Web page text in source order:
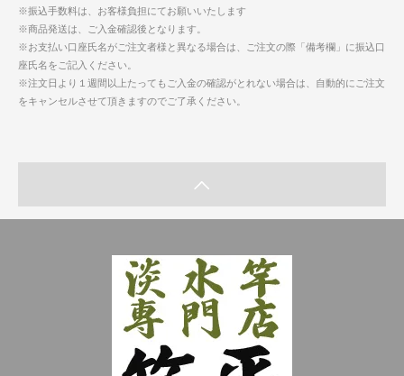
※振込手数料は、お客様負担にてお願いいたします
※商品発送は、ご入金確認後となります。
※お支払い口座氏名がご注文者様と異なる場合は、ご注文の際「備考欄」に振込口
座氏名をご記入ください。
※注文日より１週間以上たってもご入金の確認がとれない場合は、自動的にご注文
をキャンセルさせて頂きますのでご了承ください。